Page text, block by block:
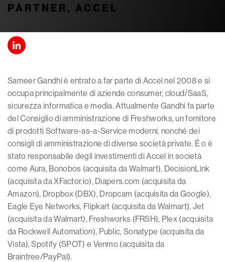
PARTNER, ACCEL
Sameer Gandhi è entrato a far parte di Accel nel 2008 e si
occupa principalmente di aziende consumer, cloud/SaaS,
sicurezza informatica e media. Attualmente Gandhi fa parte
del Consiglio di amministrazione di Freshworks, un fornitore
di prodotti Software-as-a-Service moderni, nonché dei
consigli di amministrazione di diverse società private. È o è
stato responsabile degli investimenti di Accel in società
come Aura, Bonobos (acquisita da Walmart), DecisionLink
(acquisita da XFactor.io), Diapers.com (acquisita da
Amazon), Dropbox (DBX), Dropcam (acquisita da Google),
Eagle Eye Networks, Flipkart (acquisita da Walmart), Jet
(acquisita da Walmart), Freshworks (FRSH), Plex (acquisita
da Rockwell Automation), Public, Sonatype (acquisita da
Vista), Spotify (SPOT) e Venmo (acquisita da
Braintree/PayPal).